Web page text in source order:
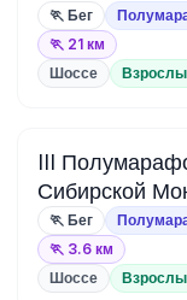
🏃 Бег
🏃 21 км
Шоссе
III
Сибирской
🏃 Бег
🏃 3.6 км
Шоссе